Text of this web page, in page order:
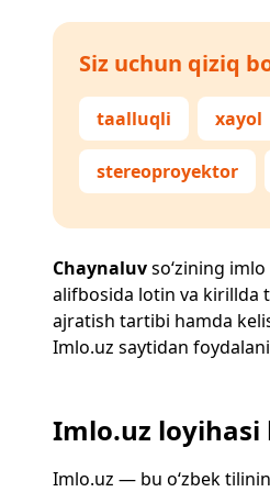
Siz uchun qiziq
taalluqli xayol
stereoproyektor
Chaynaluvso‘zining
alifbosida lotin va kirillda
ajratish tartibi hamda
Imlo.uz saytidan
Imlo.uz loyihasi
Imlo.uz — bu o‘zbek